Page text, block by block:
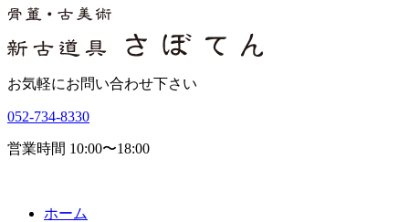
お気軽にお問い合わせ下さい
052-734-8330
営業時間 10:00〜18:00
ホーム